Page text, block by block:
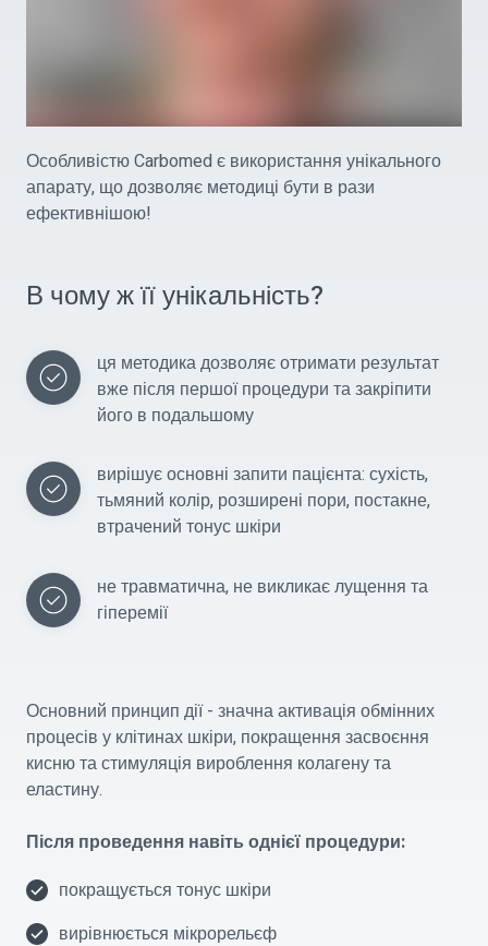
Особливістю Carbomed є використання унікального
апарату, що дозволяє методиці бути в рази
ефективнішою!
В чому ж її унікальність?
ця методика дозволяє отримати результат
вже після першої процедури та закріпити
його в подальшому
вирішує основні запити пацієнта: сухість,
тьмяний колір, розширені пори, постакне,
втрачений тонус шкіри
не травматична, не викликає лущення та
гіперемії
Основний принцип дії - значна активація обмінних
процесів у клітинах шкіри, покращення засвоєння
кисню та стимуляція вироблення колагену та
еластину.
Після проведення навіть однієї процедури:
покращується тонус шкіри
вирівнюється мікрорельєф